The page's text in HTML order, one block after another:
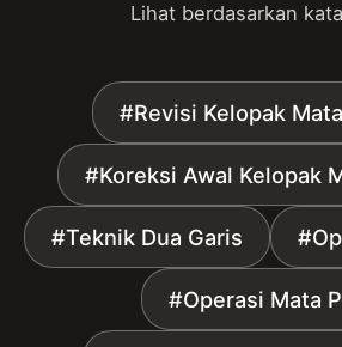
Lihat berdasarkan
#Revisi Kelopak
#Koreksi Awal Kelopak
#Teknik Dua Garis
#Operasi Mata